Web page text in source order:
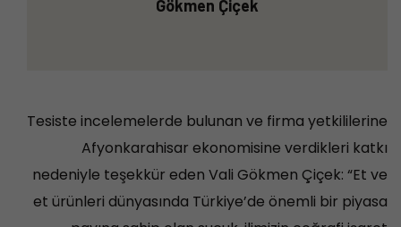
Gökmen Çiçek
Tesiste incelemelerde bulunan ve firma yetkililerine
Afyonkarahisar ekonomisine verdikleri katkı
nedeniyle teşekkür eden Vali Gökmen Çiçek: “Et ve
et ürünleri dünyasında Türkiye’de önemli bir piyasa